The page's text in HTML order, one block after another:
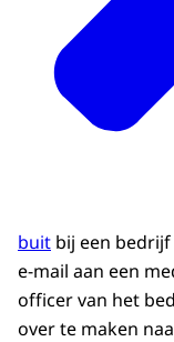
buit bij een
e-mail aan een
officer van het
over te maken